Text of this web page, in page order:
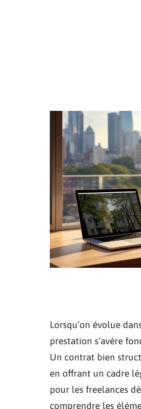
Lorsqu’on évolue
prestation s’avère
Un contrat bien
en offrant un cadre
pour les freelances
comprendre les